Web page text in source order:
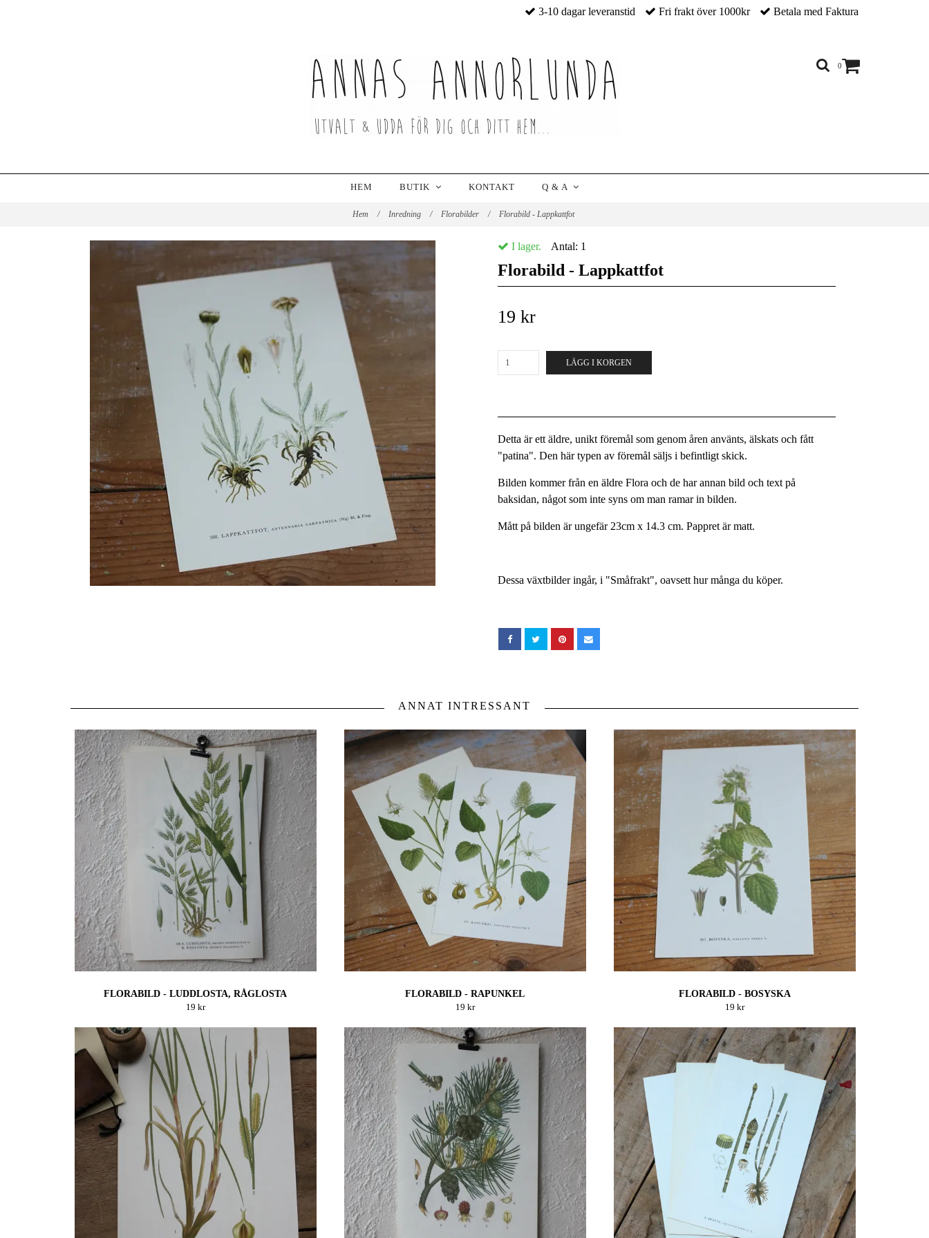
3-10 dagar leveranstid Fri frakt över 1000kr Betala med Faktura
0
HEM BUTIK KONTAKT Q & A
Hem / Inredning / Florabilder / Florabild - Lappkattfot
I lager. Antal: 1
Florabild - Lappkattfot
19 kr
LÄGG I KORGEN
Detta är ett äldre, unikt föremål som genom åren använts, älskats och fått
"patina". Den här typen av föremål säljs i befintligt skick.
Bilden kommer från en äldre Flora och de har annan bild och text på
baksidan, något som inte syns om man ramar in bilden.
Mått på bilden är ungefär 23cm x 14.3 cm. Pappret är matt.
Dessa växtbilder ingår, i "Småfrakt", oavsett hur många du köper.
ANNAT INTRESSANT
FLORABILD - LUDDLOSTA, RÅGLOSTA
19 kr
FLORABILD - RAPUNKEL
19 kr
FLORABILD - BOSYSKA
19 kr